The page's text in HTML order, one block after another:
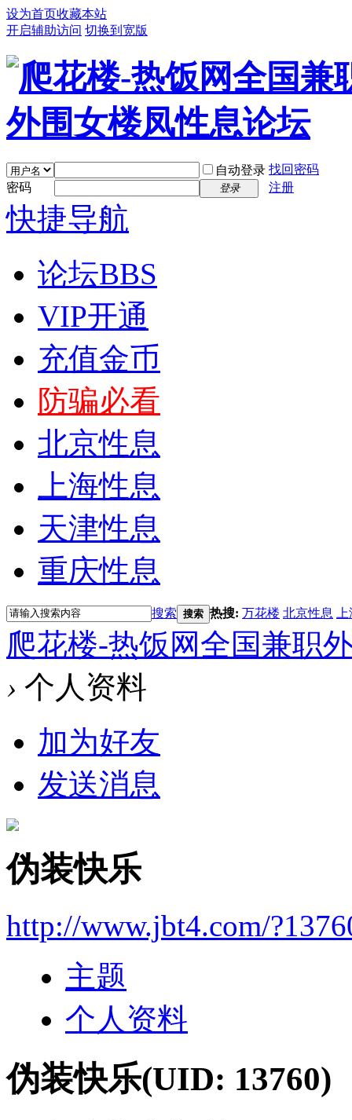
设为首页收藏本站
开启辅助访问 切换到宽版
自动登录 找回密码
密码
登录 注册
快捷导航
论坛BBS
VIP开通
充值金币
防骗必看
北京性息
上海性息
天津性息
重庆性息
搜索 搜索 热搜: 万花楼 北京性息
爬花楼-热饭网全国兼职
› 个人资料
加为好友
发送消息
伪装快乐
http://www.jbt4.com/
主题
个人资料
伪装快乐(UID: 13760)